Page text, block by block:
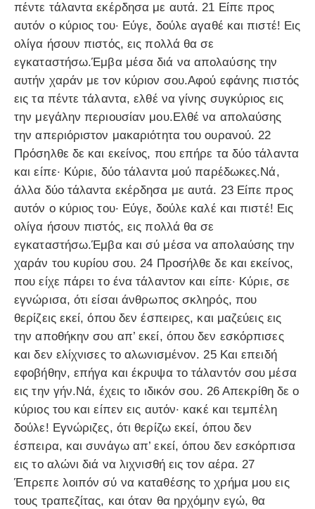
πέντε τάλαντα εκέρδησα με αυτά. 21 Είπε προς
αυτόν ο κύριος του· Εύγε, δούλε αγαθέ και πιστέ! Εις
ολίγα ήσουν πιστός, εις πολλά θα σε
εγκαταστήσω.Έμβα μέσα διά να απολαύσης την
αυτήν χαράν με τον κύριον σου.Αφού εφάνης πιστός
εις τα πέντε τάλαντα, ελθέ να γίνης συγκύριος εις
την μεγάλην περιουσίαν μου.Ελθέ να απολαύσης
την απεριόριστον μακαριότητα του ουρανού. 22
Πρόσηλθε δε και εκείνος, που επήρε τα δύο τάλαντα
και είπε· Κύριε, δύο τάλαντα μού παρέδωκες.Νά,
άλλα δύο τάλαντα εκέρδησα με αυτά. 23 Είπε προς
αυτόν ο κύριος του· Εύγε, δούλε καλέ και πιστέ! Εις
ολίγα ήσουν πιστός, εις πολλά θα σε
εγκαταστήσω.Έμβα και σύ μέσα να απολαύσης την
χαράν του κυρίου σου. 24 Προσήλθε δε και εκείνος,
που είχε πάρει το ένα τάλαντον και είπε· Κύριε, σε
εγνώρισα, ότι είσαι άνθρωπος σκληρός, που
θερίζεις εκεί, όπου δεν έσπειρες, και μαζεύεις εις
την αποθήκην σου απ’ εκεί, όπου δεν εσκόρπισες
και δεν ελίχνισες το αλωνισμένον. 25 Και επειδή
εφοβήθην, επήγα και έκρυψα το τάλαντόν σου μέσα
εις την γήν.Νά, έχεις το ιδικόν σου. 26 Απεκρίθη δε ο
κύριος του και είπεν εις αυτόν· κακέ και τεμπέλη
δούλε! Εγνώριζες, ότι θερίζω εκεί, όπου δεν
έσπειρα, και συνάγω απ’ εκεί, όπου δεν εσκόρπισα
εις το αλώνι διά να λιχνισθή εις τον αέρα. 27
Έπρεπε λοιπόν σύ να καταθέσης το χρήμα μου εις
τους τραπεζίτας, και όταν θα ηρχόμην εγώ, θα